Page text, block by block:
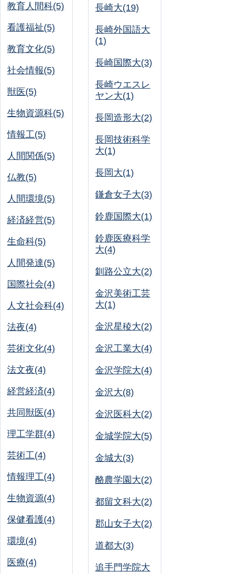
教育人間科(5)
看護福祉(5)
教育文化(5)
社会情報(5)
獣医(5)
生物資源科(5)
情報工(5)
人間関係(5)
仏教(5)
人間環境(5)
経済経営(5)
生命科(5)
人間発達(5)
国際社会(4)
人文社会科(4)
法夜(4)
芸術文化(4)
法文夜(4)
経営経済(4)
共同獣医(4)
理工学群(4)
芸術工(4)
情報理工(4)
生物資源(4)
保健看護(4)
環境(4)
医療(4)
長崎大(19)
長崎外国語大
(1)
長崎国際大(3)
長崎ウエスレ
ヤン大(1)
長岡造形大(2)
長岡技術科学
大(1)
長岡大(1)
鎌倉女子大(3)
鈴鹿国際大(1)
鈴鹿医療科学
大(4)
釧路公立大(2)
金沢美術工芸
大(1)
金沢星稜大(2)
金沢工業大(4)
金沢学院大(4)
金沢大(8)
金沢医科大(2)
金城学院大(5)
金城大(3)
酪農学園大(2)
都留文科大(2)
郡山女子大(2)
道都大(3)
追手門学院大